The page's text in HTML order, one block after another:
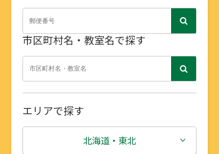
市区町村名・教室名で探す
エリアで探す
北海道・東北